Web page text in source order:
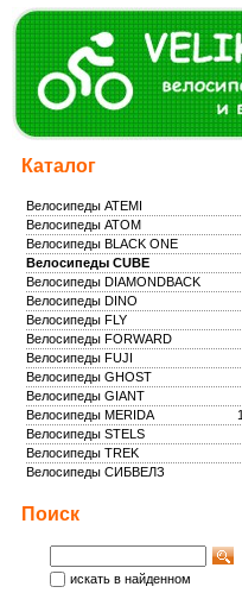
Каталог
Велосипеды ATEMI
Велосипеды ATOM
Велосипеды BLACK ONE
Велосипеды CUBE
Велосипеды DIAMONDBACK
Велосипеды DINO
Велосипеды FLY
Велосипеды FORWARD
Велосипеды FUJI
Велосипеды GHOST
Велосипеды GIANT
Велосипеды MERIDA
Велосипеды STELS
Велосипеды TREK
Велосипеды СИБВЕЛЗ
Поиск
искать в найденном